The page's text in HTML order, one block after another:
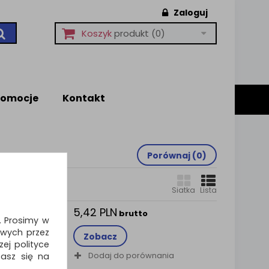
Zaloguj
Koszykprodukt (0)
Kontakt
Porównaj (0)
Siatka Lista
5,42 PLN brutto
Zobacz
Dodaj do porównania
Prosimy w
przez
polityce
się na